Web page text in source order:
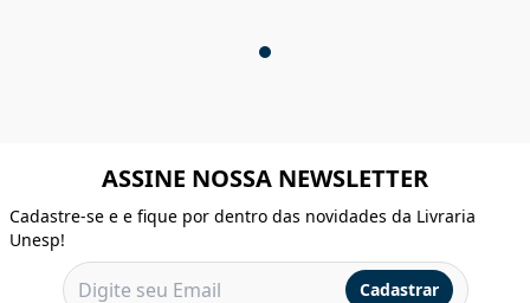
ASSINE NOSSA NEWSLETTER
Cadastre-se e e fique por dentro das novidades da Livraria
Unesp!
Cadastrar